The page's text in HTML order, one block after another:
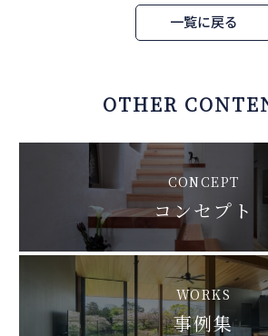
一覧に戻る
OTHER
CONCEPT
コンセプト
WORKS
事例集